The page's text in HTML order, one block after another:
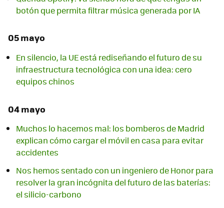
botón que permita filtrar música generada por IA
05 mayo
En silencio, la UE está rediseñando el futuro de su
infraestructura tecnológica con una idea: cero
equipos chinos
04 mayo
Muchos lo hacemos mal: los bomberos de Madrid
explican cómo cargar el móvil en casa para evitar
accidentes
Nos hemos sentado con un ingeniero de Honor para
resolver la gran incógnita del futuro de las baterías:
el silicio-carbono